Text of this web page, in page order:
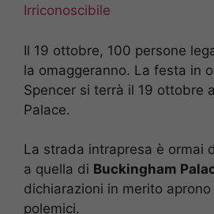
Irriconoscibile
Il 19 ottobre, 100 persone
la omaggeranno. La festa in
Spencer si terrà il 19 ottobre
Palace.
La strada intrapresa è ormai
a quella di Buckingham
dichiarazioni in merito
polemici.